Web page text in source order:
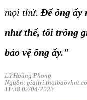
mọi thứ. Để ông ấy
như thế, tôi trông
bảo vệ ông ấy."
Lữ Hoàng Phong
Nguồn:
11:38 02/04/2022